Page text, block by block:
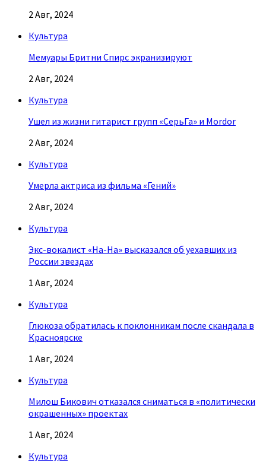
2 Авг, 2024
Культура
Мемуары Бритни Спирс экранизируют
2 Авг, 2024
Культура
Ушел из жизни гитарист групп «СерьГа» и Mordor
2 Авг, 2024
Культура
Умерла актриса из фильма «Гений»
2 Авг, 2024
Культура
Экс-вокалист «На-На» высказался об уехавших из
России звездах
1 Авг, 2024
Культура
Глюкоза обратилась к поклонникам после скандала в
Красноярске
1 Авг, 2024
Культура
Милош Бикович отказался сниматься в «политически
окрашенных» проектах
1 Авг, 2024
Культура